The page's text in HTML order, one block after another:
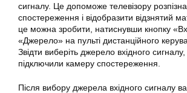
сигналу. Це допоможе телевізору
спостереження і відобразити відзнятий
це можна зробити, натиснувши кнопку
«Джерело» на пульті дистанційного
Звідти виберіть джерело вхідного
підключили камеру спостереження.
Після вибору джерела вхідного сигналу